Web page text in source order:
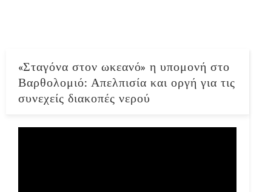
«Σταγόνα στον ωκεανό» η υπομονή στο
Βαρθολομιό: Απελπισία και οργή για τις
συνεχείς διακοπές νερού